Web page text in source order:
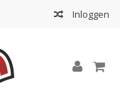
Inloggen